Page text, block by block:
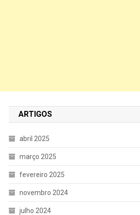
ARTIGOS
abril 2025
março 2025
fevereiro 2025
novembro 2024
julho 2024